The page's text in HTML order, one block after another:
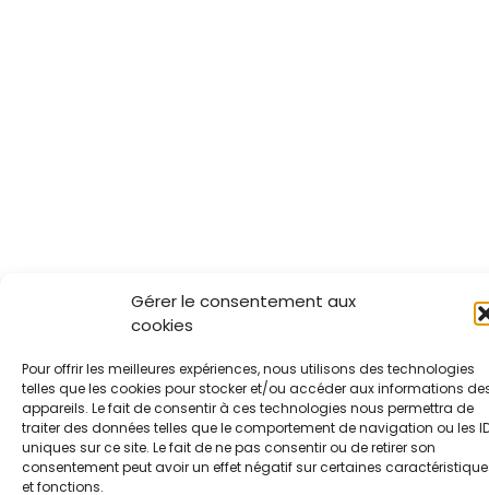
Gérer le consentement aux
cookies
Pour offrir les meilleures expériences, nous utilisons des technologies
telles que les cookies pour stocker et/ou accéder aux informations
appareils. Le fait de consentir à ces technologies nous permettra de
traiter des données telles que le comportement de navigation ou les
uniques sur ce site. Le fait de ne pas consentir ou de retirer son
consentement peut avoir un effet négatif sur certaines
et fonctions.